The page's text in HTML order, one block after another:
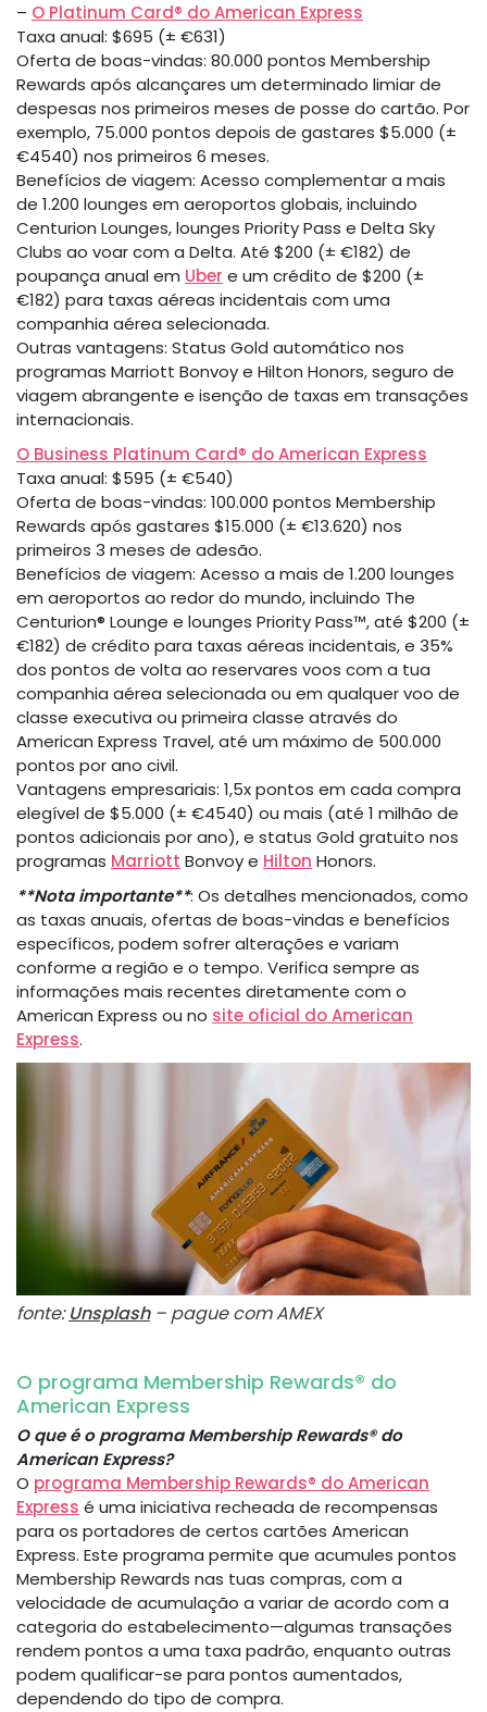
– O Platinum Card® do American Express
Taxa anual: $695 (± €631)
Oferta de boas-vindas: 80.000 pontos Membership
Rewards após alcançares um determinado limiar de
despesas nos primeiros meses de posse do cartão. Por
exemplo, 75.000 pontos depois de gastares $5.000 (±
€4540) nos primeiros 6 meses.
Benefícios de viagem: Acesso complementar a mais
de 1.200 lounges em aeroportos globais, incluindo
Centurion Lounges, lounges Priority Pass e Delta Sky
Clubs ao voar com a Delta. Até $200 (± €182) de
poupança anual em Uber e um crédito de $200 (±
€182) para taxas aéreas incidentais com uma
companhia aérea selecionada.
Outras vantagens: Status Gold automático nos
programas Marriott Bonvoy e Hilton Honors, seguro de
viagem abrangente e isenção de taxas em transações
internacionais.
O Business Platinum Card® do American Express
Taxa anual: $595 (± €540)
Oferta de boas-vindas: 100.000 pontos Membership
Rewards após gastares $15.000 (± €13.620) nos
primeiros 3 meses de adesão.
Benefícios de viagem: Acesso a mais de 1.200 lounges
em aeroportos ao redor do mundo, incluindo The
Centurion® Lounge e lounges Priority Pass™, até $200 (±
€182) de crédito para taxas aéreas incidentais, e 35%
dos pontos de volta ao reservares voos com a tua
companhia aérea selecionada ou em qualquer voo de
classe executiva ou primeira classe através do
American Express Travel, até um máximo de 500.000
pontos por ano civil.
Vantagens empresariais: 1,5x pontos em cada compra
elegível de $5.000 (± €4540) ou mais (até 1 milhão de
pontos adicionais por ano), e status Gold gratuito nos
programas Marriott Bonvoy e Hilton Honors.
**Nota importante**: Os detalhes mencionados, como
as taxas anuais, ofertas de boas-vindas e benefícios
específicos, podem sofrer alterações e variam
conforme a região e o tempo. Verifica sempre as
informações mais recentes diretamente com o
American Express ou no site oficial do American
Express.
fonte:Unsplash– pague com AMEX
O programa Membership Rewards® do
American Express
O que é o programa Membership Rewards® do
American Express?
O programa Membership Rewards® do American
Express é uma iniciativa recheada de recompensas
para os portadores de certos cartões American
Express. Este programa permite que acumules pontos
Membership Rewards nas tuas compras, com a
velocidade de acumulação a variar de acordo com a
categoria do estabelecimento—algumas transações
rendem pontos a uma taxa padrão, enquanto outras
podem qualificar-se para pontos aumentados,
dependendo do tipo de compra.